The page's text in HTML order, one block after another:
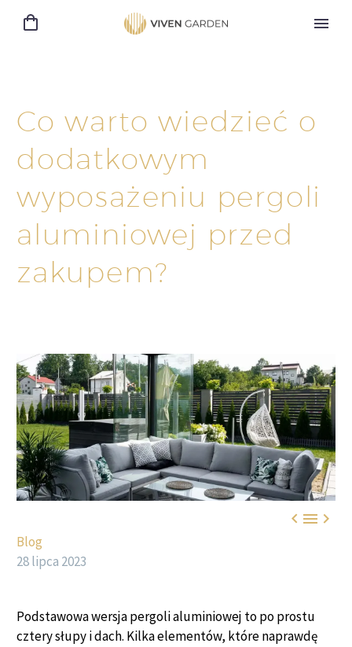
Co warto wiedzieć o
dodatkowym
wyposażeniu pergoli
aluminiowej przed
zakupem?

Blog
28 lipca 2023
Podstawowa wersja pergoli aluminiowej to po prostu
cztery słupy i dach. Kilka elementów, które naprawdę